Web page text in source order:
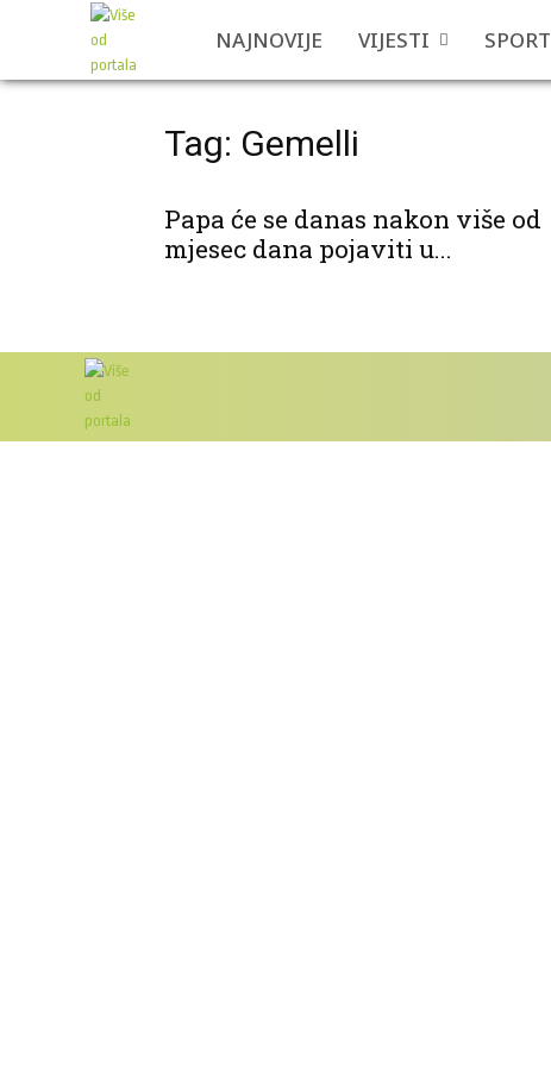
NAJNOVIJE VIJESTI SPORT
Tag: Gemelli
Papa će se danas nakon više od
mjesec dana pojaviti u...